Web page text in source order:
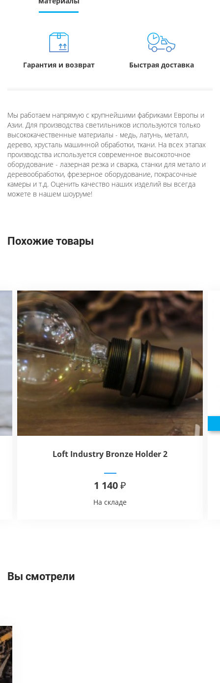
Гарантия и возврат Быстрая доставка
Мы работаем напрямую с крупнейшими фабриками Европы и
Азии. Для производства светильников используются только
высококачественные материалы - медь, латунь, металл,
дерево, хрусталь машинной обработки, ткани. На всех этапах
производства используется современное высокоточное
оборудование - лазерная резка и сварка, станки для метало и
деревообработки, фрезерное оборудование, покрасочные
камеры и т.д. Оценить качество наших изделий вы всегда
можете в нашем шоуруме!
Похожие товары
Loft Industry Bronze Holder 2
1 140 ₽
На складе
Вы смотрели